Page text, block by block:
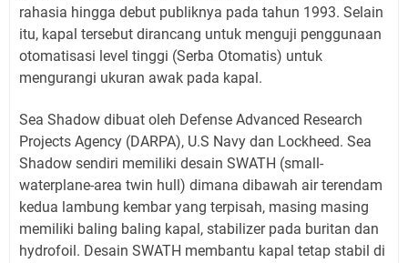
rahasia hingga debut publiknya pada tahun 1993. Selain
itu, kapal tersebut dirancang untuk menguji penggunaan
otomatisasi level tinggi (Serba Otomatis) untuk
mengurangi ukuran awak pada kapal.
Sea Shadow dibuat oleh Defense Advanced Research
Projects Agency (DARPA), U.S Navy dan Lockheed. Sea
Shadow sendiri memiliki desain SWATH (small-
waterplane-area twin hull) dimana dibawah air terendam
kedua lambung kembar yang terpisah, masing masing
memiliki baling baling kapal, stabilizer pada buritan dan
hydrofoil. Desain SWATH membantu kapal tetap stabil di